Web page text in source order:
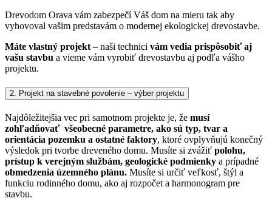
Drevodom Orava vám zabezpečí Váš dom na mieru tak aby
vyhovoval vašim predstavám o modernej ekologickej drevostavbe.
Máte vlastný projekt – naši technici vám vedia prispôsobiť aj
vašu stavbu a vieme vám vyrobiť drevostavbu aj podľa vášho
projektu.
2. Projekt na stavebné povolenie – výber projektu
Najdôležitejšia vec pri samotnom projekte je, že musí
zohľadňovať všeobecné parametre, ako sú typ, tvar a
orientácia pozemku a ostatné faktory, ktoré ovplyvňujú konečný
výsledok pri tvorbe dreveného domu. Musíte si zvážiť polohu,
prístup k verejným službám, geologické podmienky a prípadné
obmedzenia územného plánu. Musíte si určiť veľkosť, štýl a
funkciu rodinného domu, ako aj rozpočet a harmonogram pre
stavbu.